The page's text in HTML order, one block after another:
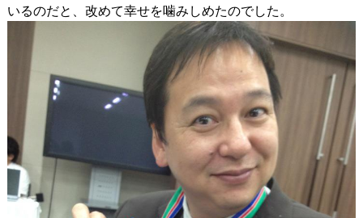
いるのだと、改めて幸せを噛みしめたのでした。